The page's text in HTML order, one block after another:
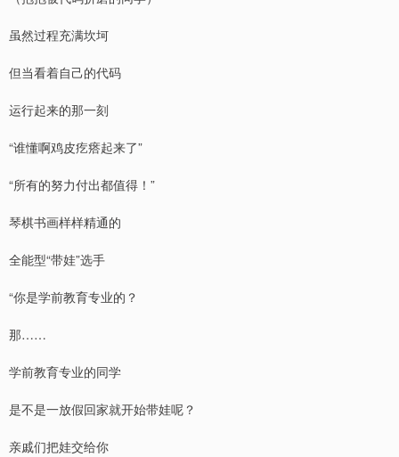
虽然过程充满坎坷
但当看着自己的代码
运行起来的那一刻
“谁懂啊鸡皮疙瘩起来了”
“所有的努力付出都值得！”
琴棋书画样样精通的
全能型“带娃”选手
“你是学前教育专业的？
那……
学前教育专业的同学
是不是一放假回家就开始带娃呢？
亲戚们把娃交给你